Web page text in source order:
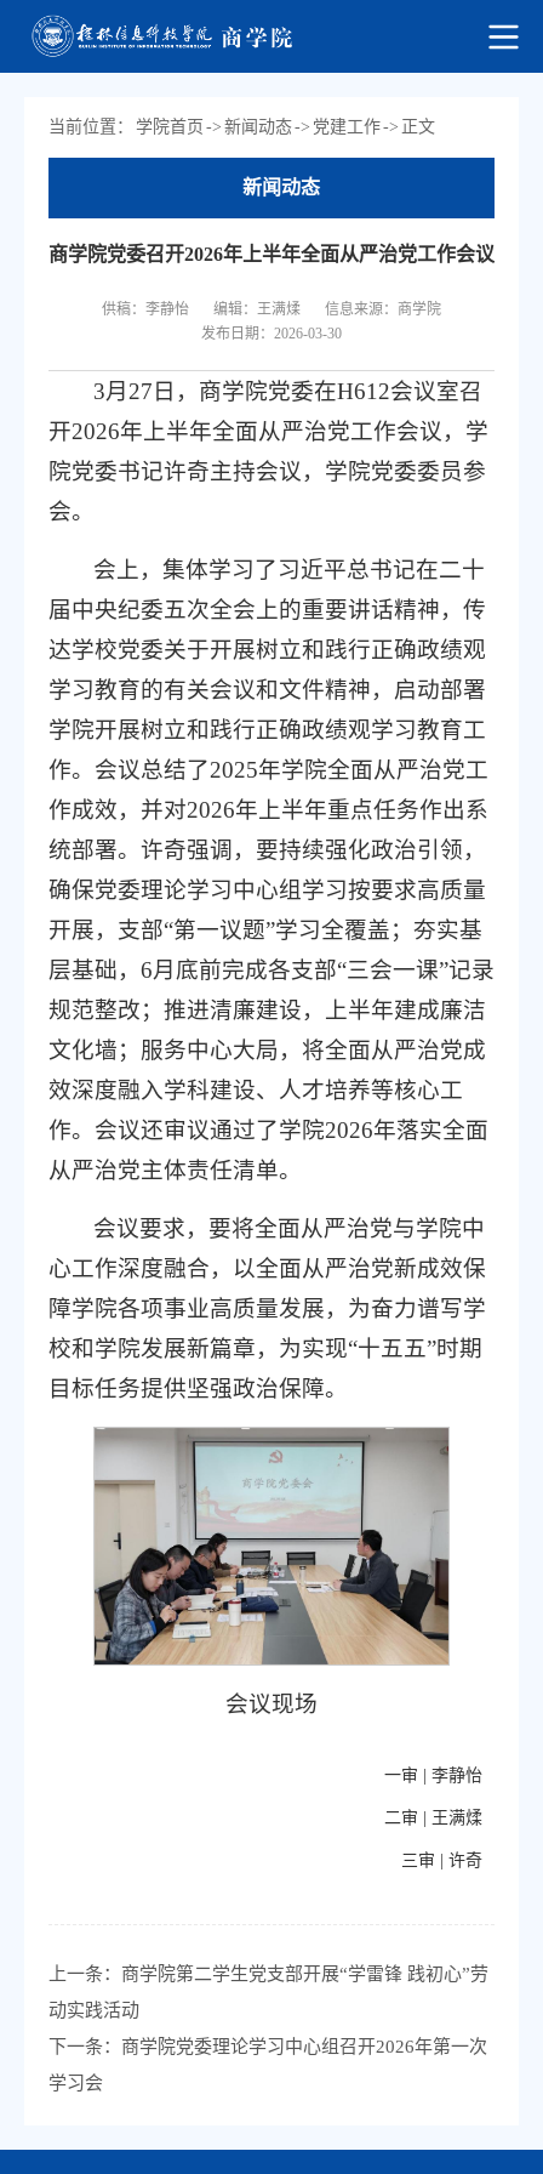
当前位置： 学院首页 -> 新闻动态-> 党建工作-> 正文
新闻动态
商学院党委召开2026年上半年全面从严治党工作会议
供稿：李静怡 编辑：王满煣
信息来源：商学院
发布日期：2026-03-30
3月27日，商学院党委在H612会议室召
开2026年上半年全面从严治党工作会议，学
院党委书记许奇主持会议，学院党委委员参
会。
会上，集体学习了习近平总书记在二十
届中央纪委五次全会上的重要讲话精神，传
达学校党委关于开展树立和践行正确政绩观
学习教育的有关会议和文件精神，启动部署
学院开展树立和践行正确政绩观学习教育工
作。会议总结了2025年学院全面从严治党工
作成效，并对2026年上半年重点任务作出系
统部署。许奇强调，要持续强化政治引领，
确保党委理论学习中心组学习按要求高质量
开展，支部“第一议题”学习全覆盖；夯实基
层基础，6月底前完成各支部“三会一课”记录
规范整改；推进清廉建设，上半年建成廉洁
文化墙；服务中心大局，将全面从严治党成
效深度融入学科建设、人才培养等核心工
作。会议还审议通过了学院2026年落实全面
从严治党主体责任清单。
会议要求，要将全面从严治党与学院中
心工作深度融合，以全面从严治党新成效保
障学院各项事业高质量发展，为奋力谱写学
校和学院发展新篇章，为实现“十五五”时期
目标任务提供坚强政治保障。
会议现场
一审 | 李静怡
二审 | 王满煣
三审 | 许奇
上一条： 商学院第二学生党支部开展“学雷锋 践初心”劳
动实践活动
下一条： 商学院党委理论学习中心组召开2026年第一次
学习会